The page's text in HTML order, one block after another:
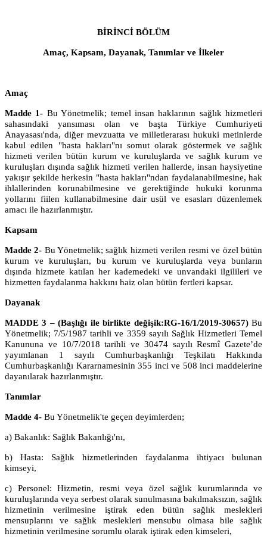
BİRİNCİ BÖLÜM
Amaç, Kapsam, Dayanak, Tanımlar ve İlkeler
Amaç
Madde 1- Bu Yönetmelik; temel insan haklarının sağlık hizmetleri
sahasındaki yansıması olan ve başta Türkiye Cumhuriyeti
Anayasası'nda, diğer mevzuatta ve milletlerarası hukuki metinlerde
kabul edilen "hasta hakları"nı somut olarak göstermek ve sağlık
hizmeti verilen bütün kurum ve kuruluşlarda ve sağlık kurum ve
kuruluşları dışında sağlık hizmeti verilen hallerde, insan haysiyetine
yakışır şekilde herkesin "hasta hakları"ndan faydalanabilmesine, hak
ihlallerinden korunabilmesine ve gerektiğinde hukuki korunma
yollarını fiilen kullanabilmesine dair usül ve esasları düzenlemek
amacı ile hazırlanmıştır.
Kapsam
Madde 2- Bu Yönetmelik; sağlık hizmeti verilen resmi ve özel bütün
kurum ve kuruluşları, bu kurum ve kuruluşlarda veya bunların
dışında hizmete katılan her kademedeki ve unvandaki ilgilileri ve
hizmetten faydalanma hakkını haiz olan bütün fertleri kapsar.
Dayanak
MADDE 3 – (Başlığı ile birlikte değişik:RG-16/1/2019-30657) Bu
Yönetmelik; 7/5/1987 tarihli ve 3359 sayılı Sağlık Hizmetleri Temel
Kanununa ve 10/7/2018 tarihli ve 30474 sayılı Resmî Gazete’de
yayımlanan 1 sayılı Cumhurbaşkanlığı Teşkilatı Hakkında
Cumhurbaşkanlığı Kararnamesinin 355 inci ve 508 inci maddelerine
dayanılarak hazırlanmıştır.
Tanımlar
Madde 4- Bu Yönetmelik'te geçen deyimlerden;
a) Bakanlık: Sağlık Bakanlığı'nı,
b) Hasta: Sağlık hizmetlerinden faydalanma ihtiyacı bulunan
kimseyi,
c) Personel: Hizmetin, resmi veya özel sağlık kurumlarında ve
kuruluşlarında veya serbest olarak sunulmasına bakılmaksızın, sağlık
hizmetinin verilmesine iştirak eden bütün sağlık meslekleri
mensuplarını ve sağlık meslekleri mensubu olmasa bile sağlık
hizmetinin verilmesine sorumlu olarak iştirak eden kimseleri,